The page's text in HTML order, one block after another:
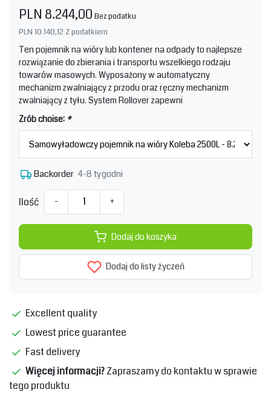
PLN 8.244,00 Bez podatku
PLN 10.140,12 Z podatkiem
Ten pojemnik na wióry lub kontener na odpady to najlepsze
rozwiązanie do zbierania i transportu wszelkiego rodzaju
towarów masowych. Wyposażony w automatyczny
mechanizm zwalniający z przodu oraz ręczny mechanizm
zwalniający z tyłu. System Rollover zapewni
Zrób choise: *
Backorder 4-8 tygodni
Ilość - +
Dodaj do koszyka
Dodaj do listy życzeń
Excellent quality
Lowest price guarantee
Fast delivery
Więcej informacji?Zapraszamy do kontaktu w sprawie
tego produktu